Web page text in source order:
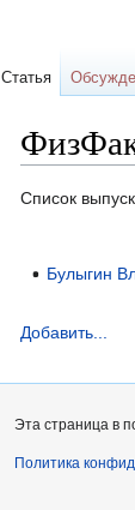
Перейти
Перейти
Список
Булыгин
Добавить...
Статья
Эта страница в
Политика